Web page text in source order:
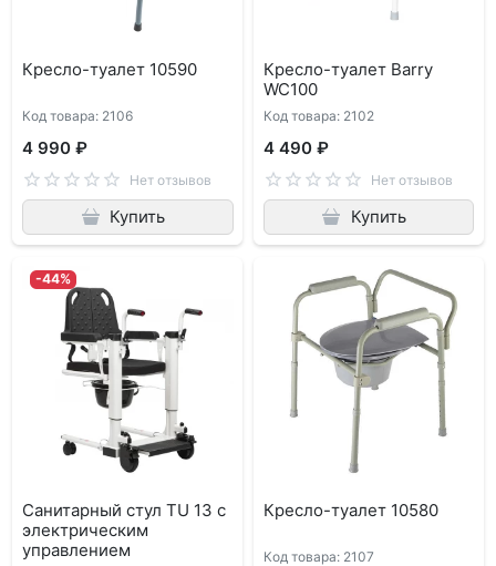
Кресло-туалет 10590
Код товара: 2106
4 990 ₽
Нет отзывов
Купить
Кресло-туалет Barry
WC100
Код товара: 2102
4 490 ₽
Нет отзывов
Купить
-44%
Санитарный стул TU 13 с
электрическим
управлением
Кресло-туалет 10580
Код товара: 2107